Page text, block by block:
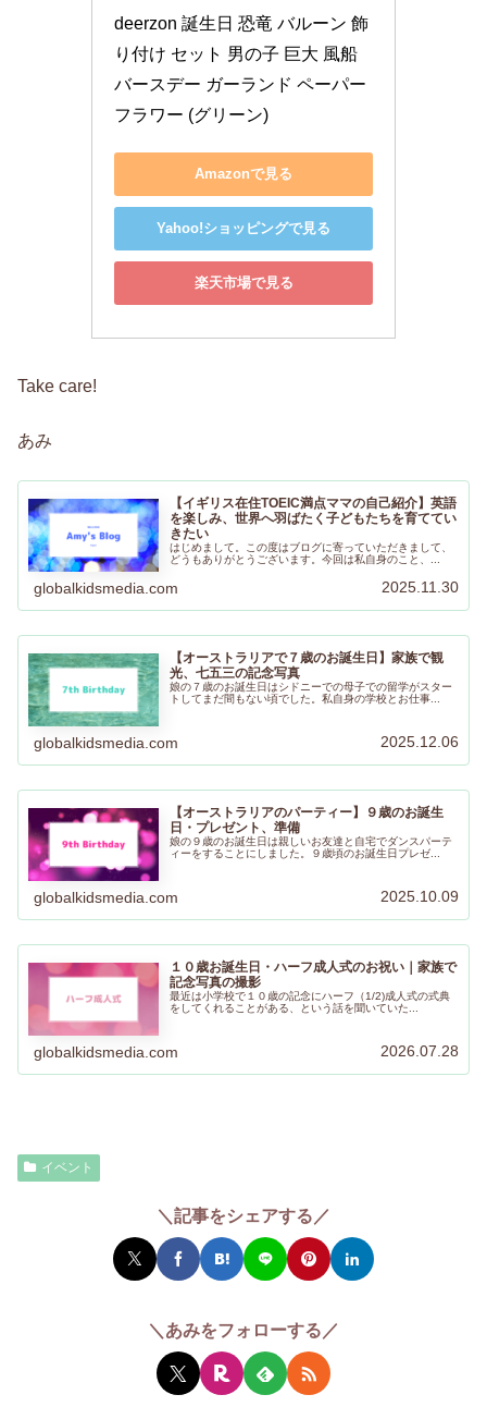
deerzon 誕生日 恐竜 バルーン 飾
り付け セット 男の子 巨大 風船
バースデー ガーランド ペーパー
フラワー (グリーン)
Amazonで見る
Yahoo!ショッピングで見る
楽天市場で見る
Take care!
あみ
【イギリス在住TOEIC満点ママの自己紹介】英語
を楽しみ、世界へ羽ばたく子どもたちを育ててい
きたい
はじめまして。この度はブログに寄っていただきまして、
どうもありがとうございます。今回は私自身のこと、...
globalkidsmedia.com 2025.11.30
【オーストラリアで７歳のお誕生日】家族で観
光、七五三の記念写真
娘の７歳のお誕生日はシドニーでの母子での留学がスター
トしてまだ間もない頃でした。私自身の学校とお仕事...
globalkidsmedia.com 2025.12.06
【オーストラリアのパーティー】９歳のお誕生
日・プレゼント、準備
娘の９歳のお誕生日は親しいお友達と自宅でダンスパーテ
ィーをすることにしました。９歳頃のお誕生日プレゼ...
globalkidsmedia.com 2025.10.09
１０歳お誕生日・ハーフ成人式のお祝い｜家族で
記念写真の撮影
最近は小学校で１０歳の記念にハーフ（1/2)成人式の式典
をしてくれることがある、という話を聞いていた...
globalkidsmedia.com 2026.07.28
イベント
＼記事をシェアする／
＼あみをフォローする／